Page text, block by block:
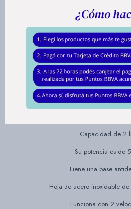
estas cuchillas no se oxidan y mantienen
procesar varios tipos de alimentos.
dispositivo ofrece una alta potencia
ingredientes más duros. Tiene dos
pulso/autolimpieza. La jarra de
2 litros y una capacidad útil de 1,25 litros,
de 80 cm para mayor
Material de la jarra:
Capacidad de 2
Su potencia es de
Tiene una base
Hoja de acero inoxidable de
Funciona con 2